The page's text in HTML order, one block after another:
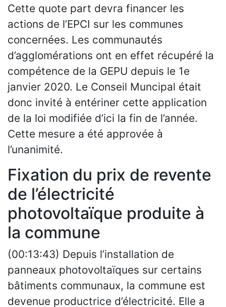
Cette quote part devra financer les
actions de l’EPCI sur les communes
concernées. Les communautés
d’agglomérations ont en effet récupéré la
compétence de la GEPU depuis le 1e
janvier 2020. Le Conseil Muncipal était
donc invité à entériner cette application
de la loi modifiée d’ici la fin de l’année.
Cette mesure a été approvée à
l’unanimité.
Fixation du prix de revente
de l’électricité
photovoltaïque produite à
la commune
(00:13:43) Depuis l’installation de
panneaux photovoltaïques sur certains
bâtiments communaux, la commune est
devenue productrice d’électricité. Elle a